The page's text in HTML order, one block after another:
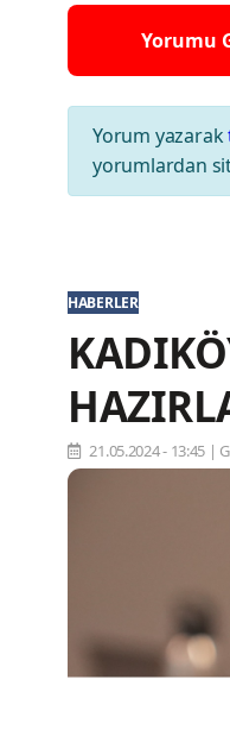
Yorum yazarak
yorumlardan
HABERLER
21.05.2024 - 13:45 |